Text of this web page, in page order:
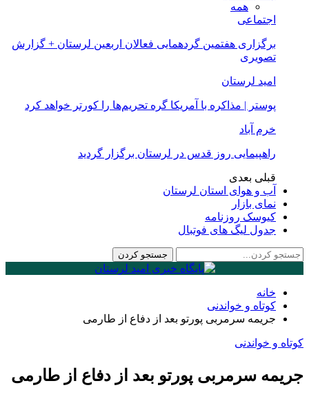
همه
اجتماعی
برگزاری هفتمین گردهمایی فعالان اربعین لرستان + گزارش
تصویری
امید لرستان
پوستر | مذاکره با آمریکا گره تحریم‌ها را کورتر خواهد کرد
خرم آباد
راهپیمایی روز قدس در لرستان برگزار گردید
قبلی بعدی
آب و هوای استان لرستان
نمای بازار
کیوسک روزنامه
جدول لیگ های فوتبال
خانه
کوتاه و خواندنی
جریمه سرمربی پورتو بعد از دفاع از طارمی
کوتاه و خواندنی
جریمه سرمربی پورتو بعد از دفاع از طارمی